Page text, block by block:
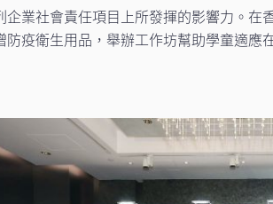
業社會責任項目上所發揮的影響力。
疫衛生用品，舉辦工作坊幫助學童適應